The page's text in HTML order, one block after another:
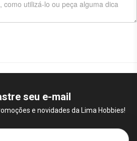
seu e-mail
e novidades da Lima Hobbies!